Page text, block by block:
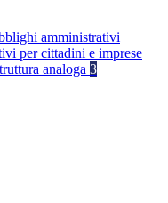
amministrativi
per cittadini e imprese
analoga 3